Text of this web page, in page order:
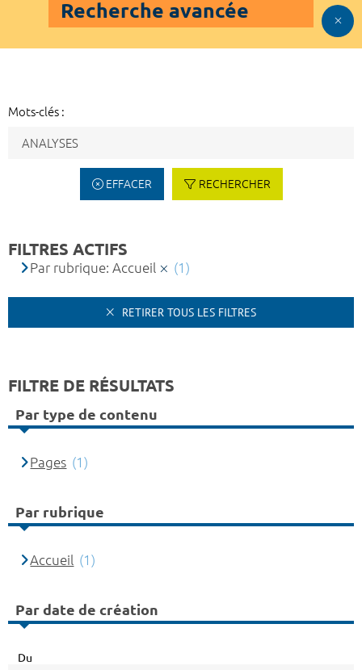
Recherche avancée
Mots-clés :
EFFACER RECHERCHER
FILTRES ACTIFS
Par rubrique: Accueil (1)
RETIRER TOUS LES FILTRES
FILTRE DE RÉSULTATS
Par type de contenu
Pages (1)
Par rubrique
Accueil (1)
Par date de création
Du